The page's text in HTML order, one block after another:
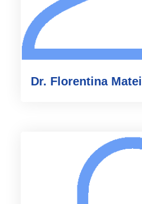
Dr. Florentina Matei